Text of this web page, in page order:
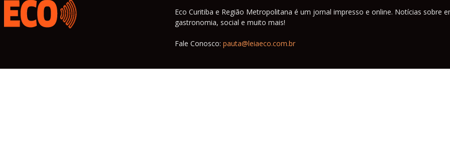
Eco Curitiba e Região Metropolitana é um jornal impresso e online. Notícias
gastronomia, social e muito mais!
Fale Conosco: pauta@leiaeco.com.br